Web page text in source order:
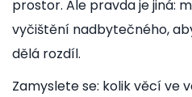
prostor. Ale pravda je jiná:
vyčištění nadbytečného,
dělá rozdíl.
Zamyslete se: kolik věcí ve